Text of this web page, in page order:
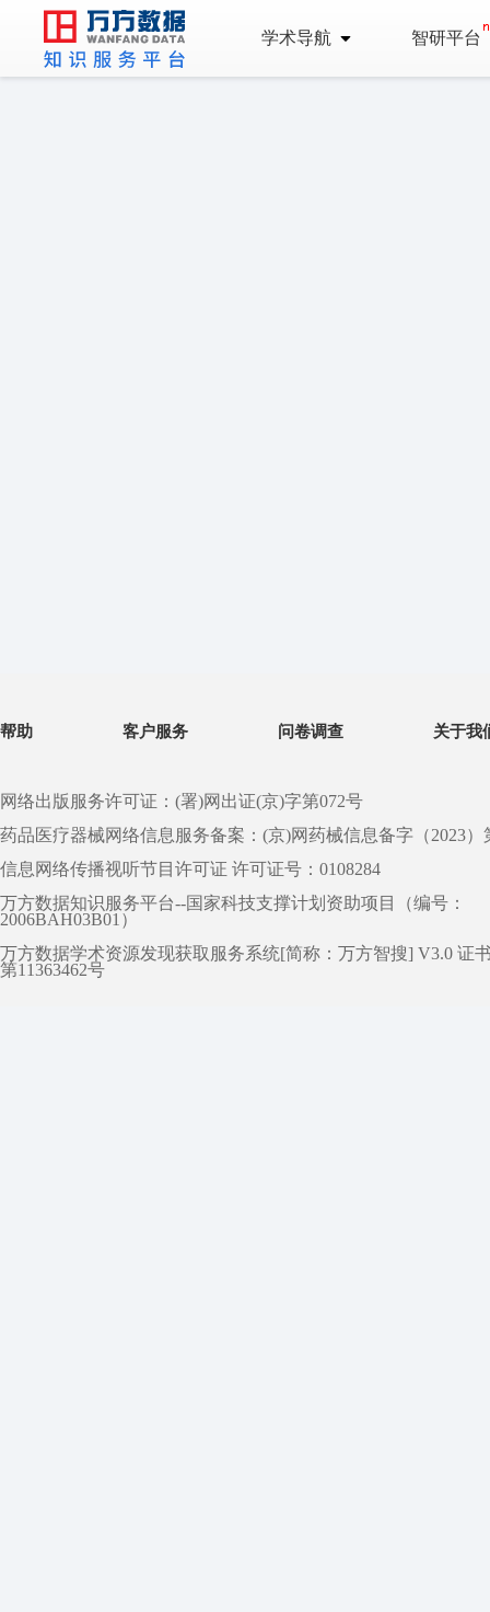
学术导航 智研平台
帮助 客户服务 问卷调查 关于我
网络出版服务许可证：(署)网出证(京)字第072号
药品医疗器械网络信息服务备案：(京)网药械信息备字（2023）
信息网络传播视听节目许可证 许可证号：0108284
万方数据知识服务平台--国家科技支撑计划资助项目（编号：
2006BAH03B01）
万方数据学术资源发现获取服务系统[简称：万方智搜] V3.0 证
第11363462号